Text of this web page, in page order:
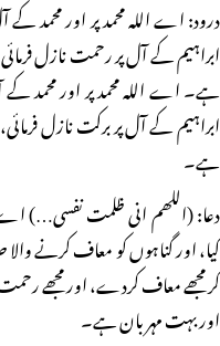
درود: اے اللہ محمد پر اور محمد
ابراہیم کے آل پر رحمت نازل
ہے۔ اے اللہ محمد پر اور محمد
ابراہیم کے آل پر برکت نازل
ہے۔
دعا: (اللھم انی ظلمت نفسی…) اے
کیا، اور گناہوں کو معاف کرنے
کر مجھے معاف کردے، اور مجھے
اور بہت مہربان ہے۔